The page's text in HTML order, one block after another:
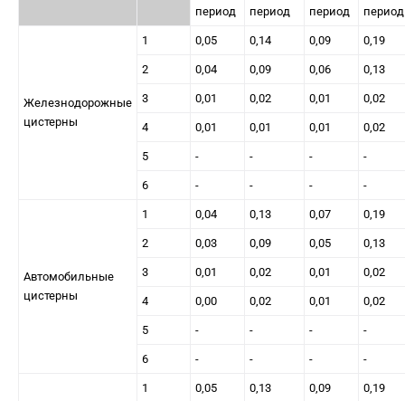
период
период
период
период
Железнодорожные
цистерны
1 0,05 0,14 0,09 0,19
2 0,04 0,09 0,06 0,13
3 0,01 0,02 0,01 0,02
4 0,01 0,01 0,01 0,02
5 - - - -
6 - - - -
Автомобильные
цистерны
1 0,04 0,13 0,07 0,19
2 0,03 0,09 0,05 0,13
3 0,01 0,02 0,01 0,02
4 0,00 0,02 0,01 0,02
5 - - - -
6 - - - -
1 0,05 0,13 0,09 0,19